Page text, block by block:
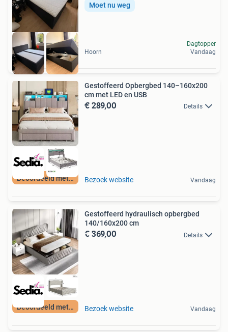
Moet nu weg
Hoorn
Dagtopper
Vandaag
Beoordeeld met 9+
Gestoffeerd Opbergbed 140–160x200
cm met LED en USB
€ 289,00 Details
Bezoek website Vandaag
Beoordeeld met 9+
Gestoffeerd hydraulisch opbergbed
140/160x200 cm
€ 369,00 Details
Bezoek website Vandaag